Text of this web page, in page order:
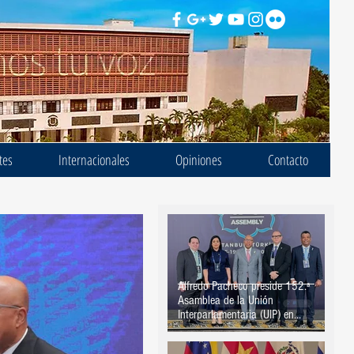
Internacionales Opiniones Contacto
Alfredo Pacheco preside 152.ª
Asamblea de la Unión
Interparlamentaria (UIP) en
Estambul, Turquía